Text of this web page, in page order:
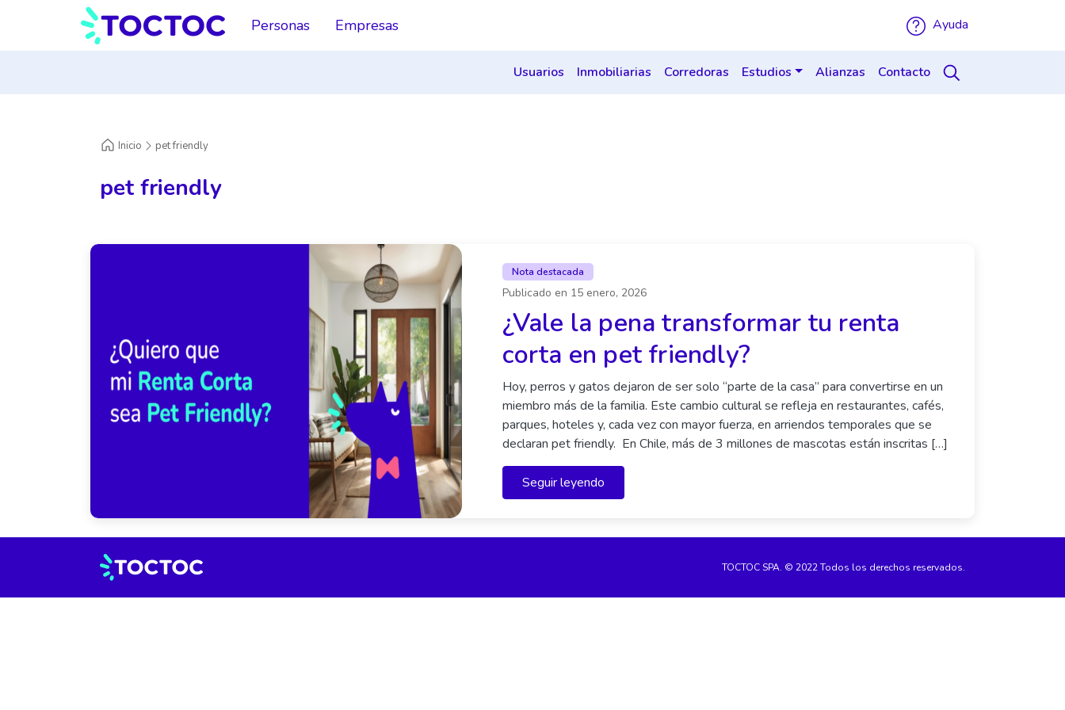
Personas Empresas Ayuda
Usuarios Inmobiliarias Corredoras Estudios Alianzas Contacto
Inicio pet friendly
pet friendly
Nota destacada
Publicado en 15 enero, 2026
¿Vale la pena transformar tu renta
corta en pet friendly?
Hoy, perros y gatos dejaron de ser solo “parte de la casa” para convertirse en un
miembro más de la familia. Este cambio cultural se refleja en restaurantes, cafés,
parques, hoteles y, cada vez con mayor fuerza, en arriendos temporales que se
declaran pet friendly. En Chile, más de 3 millones de mascotas están inscritas […]
Seguir leyendo
TOCTOC SPA. © 2022 Todos los derechos reservados.